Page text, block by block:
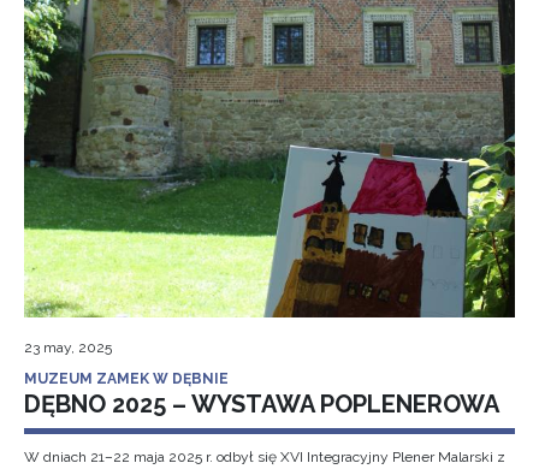
23 may, 2025
MUZEUM ZAMEK W DĘBNIE
DĘBNO 2025 – WYSTAWA POPLENEROWA
W dniach 21–22 maja 2025 r. odbył się XVI Integracyjny Plener Malarski z